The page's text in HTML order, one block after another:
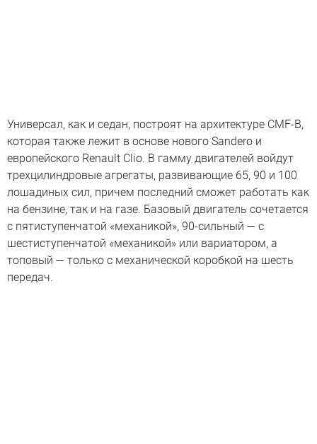
Универсал, как и седан, построят на архитектуре CMF-B,
которая также лежит в основе нового Sandero и
европейского Renault Clio. В гамму двигателей войдут
трехцилиндровые агрегаты, развивающие 65, 90 и 100
лошадиных сил, причем последний сможет работать как
на бензине, так и на газе. Базовый двигатель сочетается
с пятиступенчатой «механикой», 90-сильный — с
шестиступенчатой «механикой» или вариатором, а
топовый — только с механической коробкой на шесть
передач.